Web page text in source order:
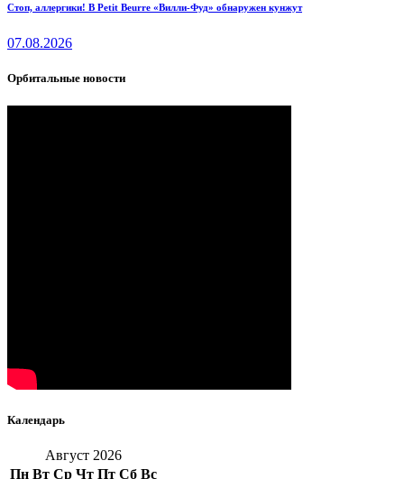
Стоп, аллергики! В Petit Beurre «Вилли-Фуд» обнаружен кунжут
07.08.2026
Орбитальные новости
Календарь
Август 2026
Пн Вт Ср Чт Пт Сб Вс